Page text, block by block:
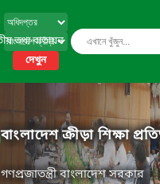
তথ্য বাতায়ন
দেখুন
বাংলাদেশ ক্রীড়া শিক্ষা
গণপ্রজাতন্ত্রী বাংলাদেশ সরকার